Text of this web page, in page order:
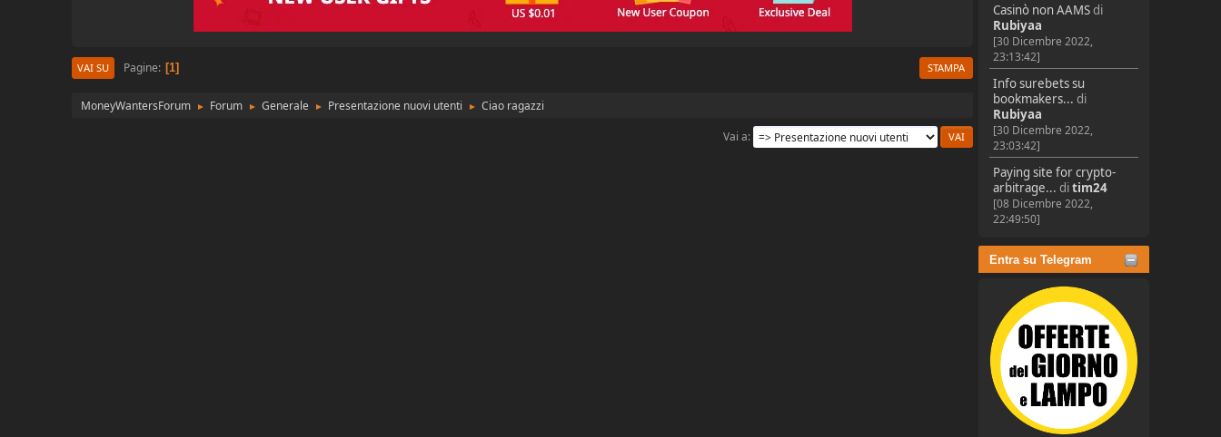
Casinò non AAMSdi
Rubiyaa
[30 Dicembre 2022,
23:13:42]
Info surebets su
bookmakers... di
Rubiyaa
[30 Dicembre 2022,
23:03:42]
Paying site for crypto-
arbitrage... ditim24
[08 Dicembre 2022,
22:49:50]
Entra su Telegram
STAMPA
VAI SU Pagine 1
MoneyWantersForum ► Forum ► Generale ► Presentazione nuovi utenti ►
Ciao ragazzi
Vai a